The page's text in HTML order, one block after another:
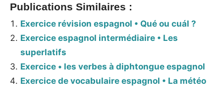
Publications Similaires :
Exercice révision espagnol • Qué ou cuál ?
Exercice espagnol intermédiaire • Les
superlatifs
Exercice • les verbes à diphtongue espagnol
Exercice de vocabulaire espagnol • La météo